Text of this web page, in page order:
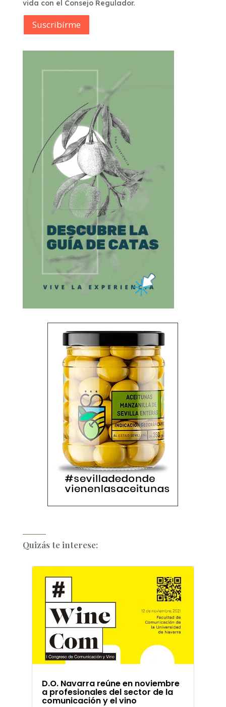
vida con el Consejo Regulador.
Suscribírme
Quizás te interese:
D.O. Navarra reúne en noviembre
a profesionales del sector de la
comunicación y el vino